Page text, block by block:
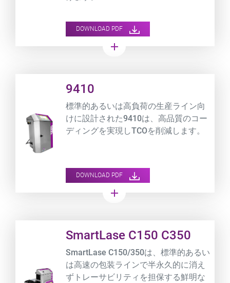
DOWNLOAD PDF
add
9410
標準的あるいは高負荷の生産ライン向
けに設計された9410は、高品質のコー
ディングを実現しTCOを削減します。
DOWNLOAD PDF
add
SmartLase C150 C350
SmartLase C150/350は、標準的あるい
は高速の包装ラインで半永久的に消え
ずトレーサビリティを担保する鮮明な